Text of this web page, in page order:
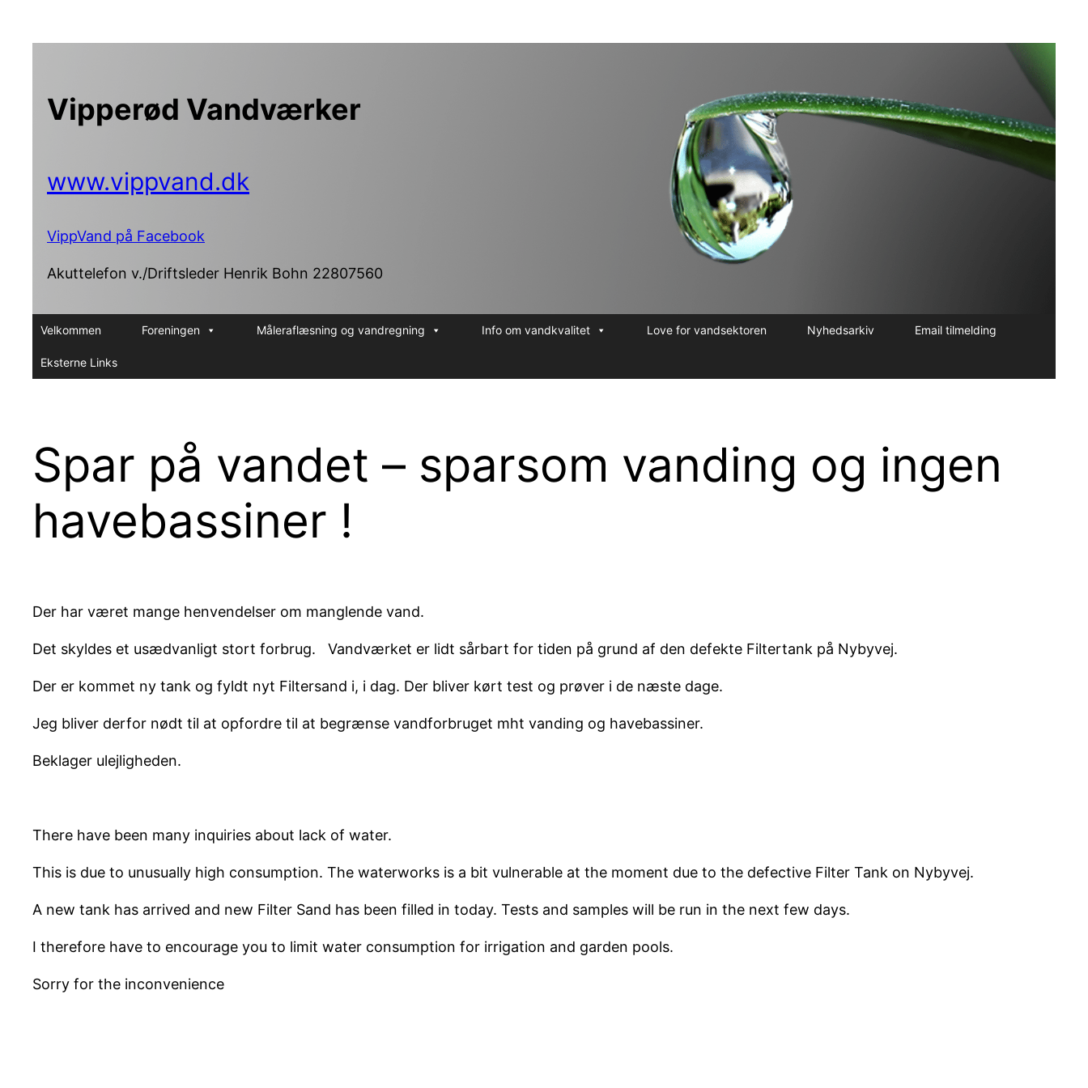
Vipperød Vandværker
www.vippvand.dk
VippVand på Facebook
Akuttelefon v./Driftsleder Henrik Bohn 22807560
Velkommen Foreningen Måleraflæsning og vandregning Info om vandkvalitet Love for vandsektoren Nyhedsarkiv Email tilmelding
Eksterne Links
Spar på vandet – sparsom vanding og ingen
havebassiner !
Der har været mange henvendelser om manglende vand.
Det skyldes et usædvanligt stort forbrug. Vandværket er lidt sårbart for tiden på grund af den defekte Filtertank på Nybyvej.
Der er kommet ny tank og fyldt nyt Filtersand i, i dag. Der bliver kørt test og prøver i de næste dage.
Jeg bliver derfor nødt til at opfordre til at begrænse vandforbruget mht vanding og havebassiner.
Beklager ulejligheden.
There have been many inquiries about lack of water.
This is due to unusually high consumption. The waterworks is a bit vulnerable at the moment due to the defective Filter Tank on Nybyvej.
A new tank has arrived and new Filter Sand has been filled in today. Tests and samples will be run in the next few days.
I therefore have to encourage you to limit water consumption for irrigation and garden pools.
Sorry for the inconvenience